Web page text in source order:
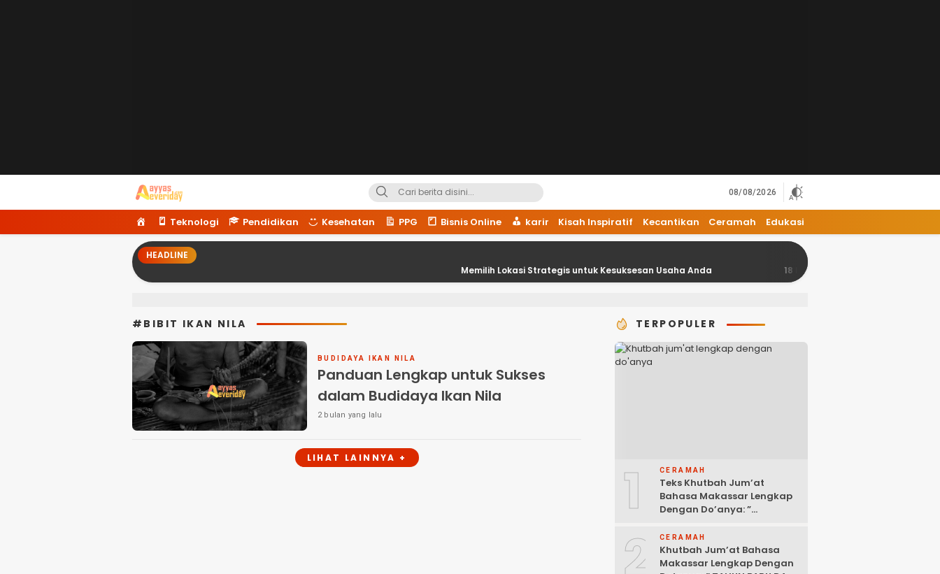
Ayyaseveriday
Beragam Informasi Hari Ini
08/08/2026
o
m
e
Teknologi Pendidikan Kesehatan PPG Bisnis Online karir Kisah Inspiratif Kecantikan Ceramah Edukasi
HEADLINE
Memilih Lokasi Strategis untuk Kesuksesan Usaha Anda
18 Kesalahan Umum dalam Bisnis yang Harus
#BIBIT IKAN NILA
BUDIDAYA IKAN NILA
Panduan Lengkap untuk Sukses
dalam Budidaya Ikan Nila
2 bulan yang lalu
LIHAT LAINNYA +
TERPOPULER
1 CERAMAH
Teks Khutbah Jum’at
Bahasa Makassar Lengkap
Dengan Do’anya: ”
2 CERAMAH
Khutbah Jum’at Bahasa
Makassar Lengkap Dengan